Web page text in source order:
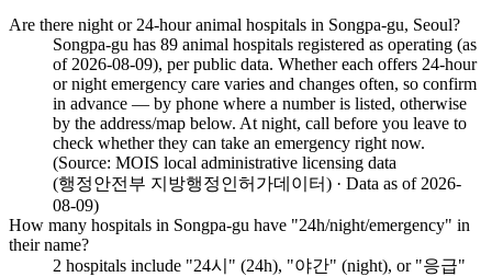
Are there night or 24-hour animal hospitals in Songpa-gu, Seoul?
Songpa-gu has 89 animal hospitals registered as operating (as
of 2026-08-09), per public data. Whether each offers 24-hour
or night emergency care varies and changes often, so confirm
in advance — by phone where a number is listed, otherwise
by the address/map below. At night, call before you leave to
check whether they can take an emergency right now.
(Source: MOIS local administrative licensing data
(행정안전부 지방행정인허가데이터) · Data as of 2026-
08-09)
How many hospitals in Songpa-gu have "24h/night/emergency" in
their name?
2 hospitals include "24시" (24h), "야간" (night), or "응급"